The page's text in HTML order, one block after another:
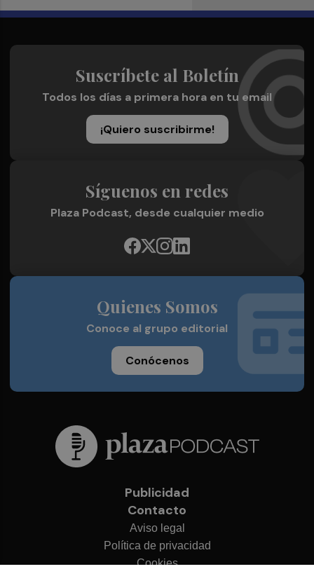
Suscríbete al Boletín
Todos los días a primera hora en tu email
¡Quiero suscribirme!
Síguenos en redes
Plaza Podcast, desde cualquier medio
Quienes Somos
Conoce al grupo editorial
Conócenos
Publicidad
Contacto
Aviso legal
Política de privacidad
Cookies